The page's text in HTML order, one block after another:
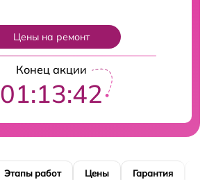
Цены на ремонт
Конец акции
01:13:41
Этапы работ Цены Гарантия